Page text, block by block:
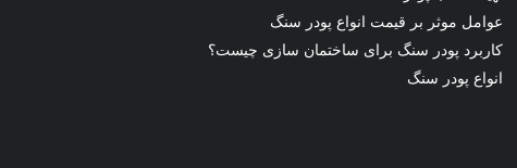
عوامل موثر بر قیمت انواع پودر سنگ
کاربرد پودر سنگ برای ساختمان سازی چیست؟
انواع پودر سنگ